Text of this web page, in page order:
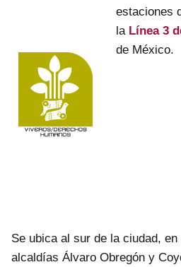
estaciones
la Línea 3
de México.
Se ubica al sur de la ciudad,
alcaldías Álvaro Obregón y